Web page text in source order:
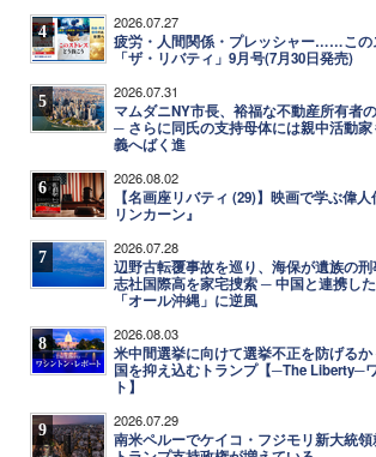
4 2026.07.27
疲労・人間関係・プレッシャー……この
「ザ・リバティ」9月号(7月30日発売)
5 2026.07.31
マムダニNY市長、裕福な不動産所有者
─ さらに同氏の支持母体には親中活動
義へばく進
6 2026.08.02
【名画座リバティ (29)】映画で学ぶ偉
リンカーン』
7 2026.07.28
辺野古転覆事故を巡り、海保が遺族の
志社国際高を家宅捜索 ─ 中国と連携し
「オール沖縄」に逆風
8 2026.08.03
米中間選挙に向けて選挙不正を防げる
国を抑え込むトランプ【─The Liberty─
ト】
9 2026.07.29
南米ペルーでケイコ・フジモリ新大統